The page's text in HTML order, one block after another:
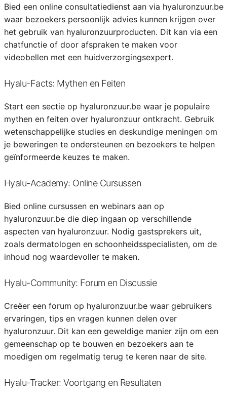
Bied een online consultatiedienst aan via hyaluronzuur.be
waar bezoekers persoonlijk advies kunnen krijgen over
het gebruik van hyaluronzuurproducten. Dit kan via een
chatfunctie of door afspraken te maken voor
videobellen met een huidverzorgingsexpert.
Hyalu-Facts: Mythen en Feiten
Start een sectie op hyaluronzuur.be waar je populaire
mythen en feiten over hyaluronzuur ontkracht. Gebruik
wetenschappelijke studies en deskundige meningen om
je beweringen te ondersteunen en bezoekers te helpen
geïnformeerde keuzes te maken.
Hyalu-Academy: Online Cursussen
Bied online cursussen en webinars aan op
hyaluronzuur.be die diep ingaan op verschillende
aspecten van hyaluronzuur. Nodig gastsprekers uit,
zoals dermatologen en schoonheidsspecialisten, om de
inhoud nog waardevoller te maken.
Hyalu-Community: Forum en Discussie
Creëer een forum op hyaluronzuur.be waar gebruikers
ervaringen, tips en vragen kunnen delen over
hyaluronzuur. Dit kan een geweldige manier zijn om een
gemeenschap op te bouwen en bezoekers aan te
moedigen om regelmatig terug te keren naar de site.
Hyalu-Tracker: Voortgang en Resultaten